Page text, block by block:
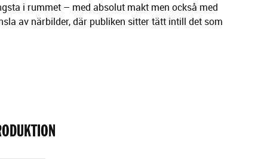
i rummet – med absolut makt men också med
av närbilder, där publiken sitter tätt intill det som